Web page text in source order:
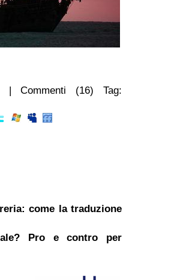
| Commenti (16) Tag:
come la traduzione
Pro e contro per